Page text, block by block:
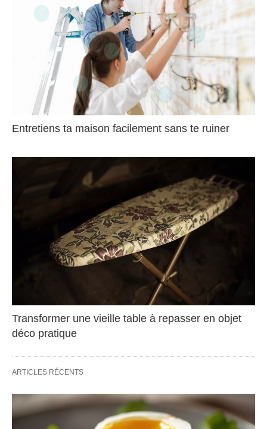
Entretiens ta maison facilement sans te ruiner
Transformer une vieille table à repasser en objet
déco pratique
ARTICLES RÉCENTS